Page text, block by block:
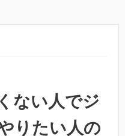
ない人でジ
りたい人の